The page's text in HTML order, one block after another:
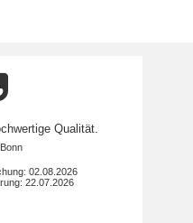
Qualität.
02.08.2026
22.07.2026